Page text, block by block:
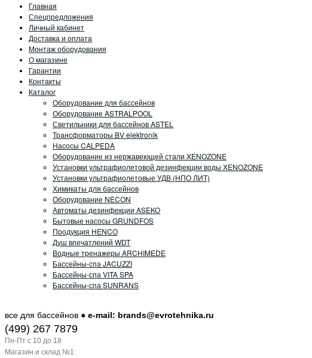
Главная
Спецпредложения
Личный кабинет
Доставка и оплата
Монтаж оборудования
О магазине
Гарантии
Контакты
Каталог
Оборудование для бассейнов
Оборудование ASTRALPOOL
Светильники для бассейнов ASTEL
Трансформаторы BV elektronik
Насосы CALPEDA
Оборудование из нержавеющей стали XENOZONE
Установки ультрафиолетовой дезинфекции воды XENOZONE
Установки ультрафиолетовые УДВ (НПО ЛИТ)
Химикаты для бассейнов
Оборудование NECON
Автоматы дезинфекции ASEKO
Бытовые насосы GRUNDFOS
Продукция HENCO
Душ впечатлений WDT
Водные тренажеры ARCHIMEDE
Бассейны-спа JACUZZI
Бассейны-спа VITA SPA
Бассейны-спа SUNRANS
все для бассейнов ● e-mail: brands@evrotehnika.ru
(499) 267 7879
Пн-Пт c 10 до 18
Магазин и склад №1: